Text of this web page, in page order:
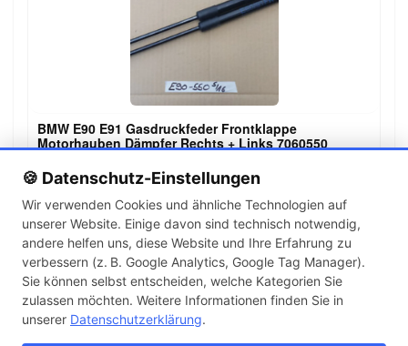
🍪 Datenschutz-Einstellungen
Wir verwenden Cookies und ähnliche Technologien auf
unserer Website. Einige davon sind technisch notwendig,
andere helfen uns, diese Website und Ihre Erfahrung zu
verbessern (z. B. Google Analytics, Google Tag Manager).
Sie können selbst entscheiden, welche Kategorien Sie
zulassen möchten. Weitere Informationen finden Sie in
unserer Datenschutzerklärung.
BMW E90 E91 Gasdruckfeder Frontklappe
Motorhauben Dämpfer Rechts + Links 7060550
19,99 €
← 1 2 3 … 142 →
Artikel pro Seite